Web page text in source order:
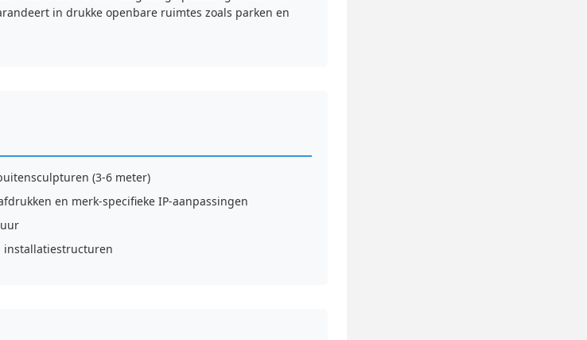
in drukke openbare ruimtes zoals parken en
(3-6 meter)
en merk-specifieke IP-aanpassingen
installatiestructuren